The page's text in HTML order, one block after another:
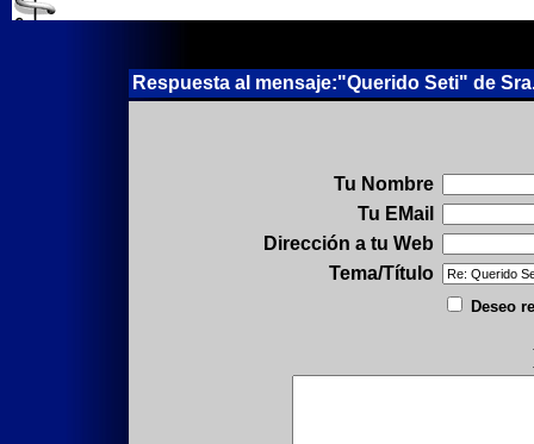
Respuesta al mensaje:"Querido Seti" de
Tu Nombre
Tu EMail
Dirección a tu Web
Tema/Título
Deseo